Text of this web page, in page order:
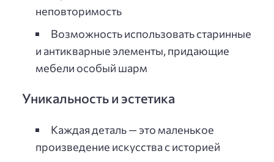
неповторимость
Возможность использовать старинные
и антикварные элементы, придающие
мебели особый шарм
Уникальность и эстетика
Каждая деталь — это маленькое
произведение искусства с историей